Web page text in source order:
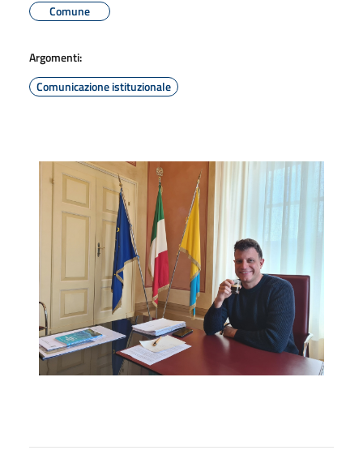
Comune
Argomenti:
Comunicazione istituzionale